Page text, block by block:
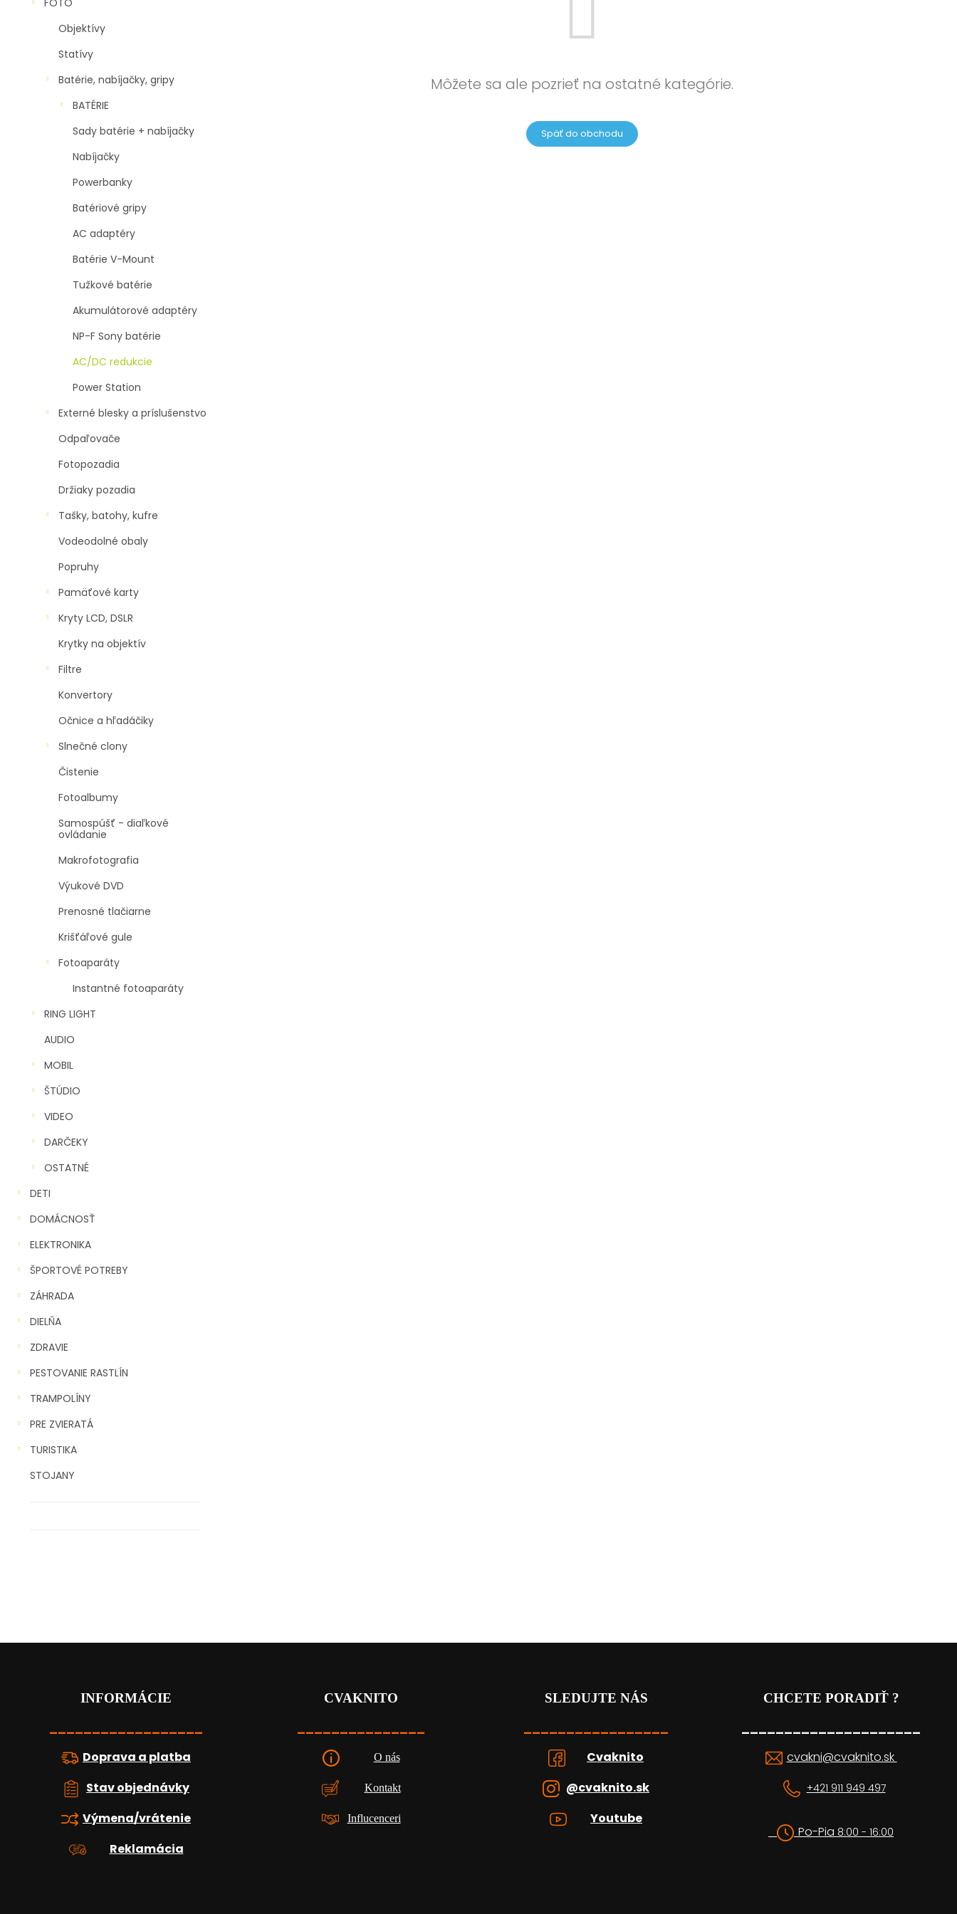
FOTO
Objektívy
Statívy
Batérie, nabíjačky, gripy
BATÉRIE
Sady batérie + nabíjačky
Nabíjačky
Powerbanky
Batériové gripy
AC adaptéry
Batérie V-Mount
Tužkové batérie
Akumulátorové adaptéry
NP-F Sony batérie
AC/DC redukcie
Power Station
Externé blesky a príslušenstvo
Odpaľovače
Fotopozadia
Držiaky pozadia
Tašky, batohy, kufre
Vodeodolné obaly
Popruhy
Pamäťové karty
Kryty LCD, DSLR
Krytky na objektív
Filtre
Konvertory
Očnice a hľadáčiky
Slnečné clony
Čistenie
Fotoalbumy
Samospúšť - diaľkové
ovládanie
Makrofotografia
Výukové DVD
Prenosné tlačiarne
Krišťáľové gule
Fotoaparáty
Instantné fotoaparáty
RING LIGHT
AUDIO
MOBIL
ŠTÚDIO
VIDEO
DARČEKY
OSTATNÉ
DETI
DOMÁCNOSŤ
ELEKTRONIKA
ŠPORTOVÉ POTREBY
ZÁHRADA
DIELŇA
ZDRAVIE
PESTOVANIE RASTLÍN
TRAMPOLÍNY
PRE ZVIERATÁ
TURISTIKA
STOJANY
Môžete sa ale pozrieť na ostatné kategórie.
Späť do obchodu
INFORMÁCIE
__________________
Doprava a platba
Stav objednávky
Výmena/vrátenie
Reklamácia
CVAKNITO
_______________
O nás
Kontakt
Influcenceri
SLEDUJTE NÁS
_________________
Cvaknito
@cvaknito.sk
Youtube
CHCETE PORADIŤ ?
_____________________
cvakni@cvaknito.sk
+421 911 949 497
Po-Pia 8:00 - 16:00